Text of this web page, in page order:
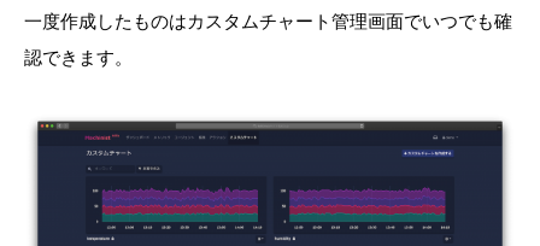
一度作成したものはカスタムチャート管理画面でいつでも確
認できます。